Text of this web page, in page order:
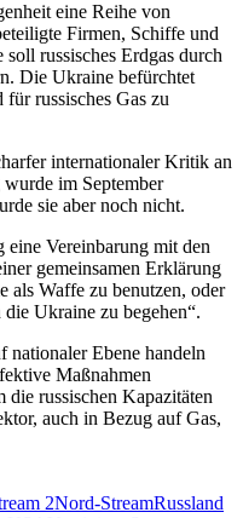
eine Reihe von
Firmen, Schiffe und
russisches Erdgas durch
Die Ukraine befürchtet
russisches Gas zu
internationaler Kritik an
im September
sie aber noch nicht.
eine Vereinbarung mit den
gemeinsamen Erklärung
als Waffe zu benutzen, oder
Ukraine zu begehen“.
nationaler Ebene handeln
Maßnahmen
russischen Kapazitäten
auch in Bezug auf Gas,
2Nord-StreamRussland